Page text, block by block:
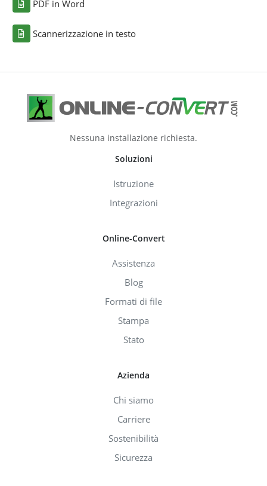
PDF in Word
Scannerizzazione in testo
Nessuna installazione richiesta.
Soluzioni
Istruzione
Integrazioni
Online-Convert
Assistenza
Blog
Formati di file
Stampa
Stato
Azienda
Chi siamo
Carriere
Sostenibilità
Sicurezza